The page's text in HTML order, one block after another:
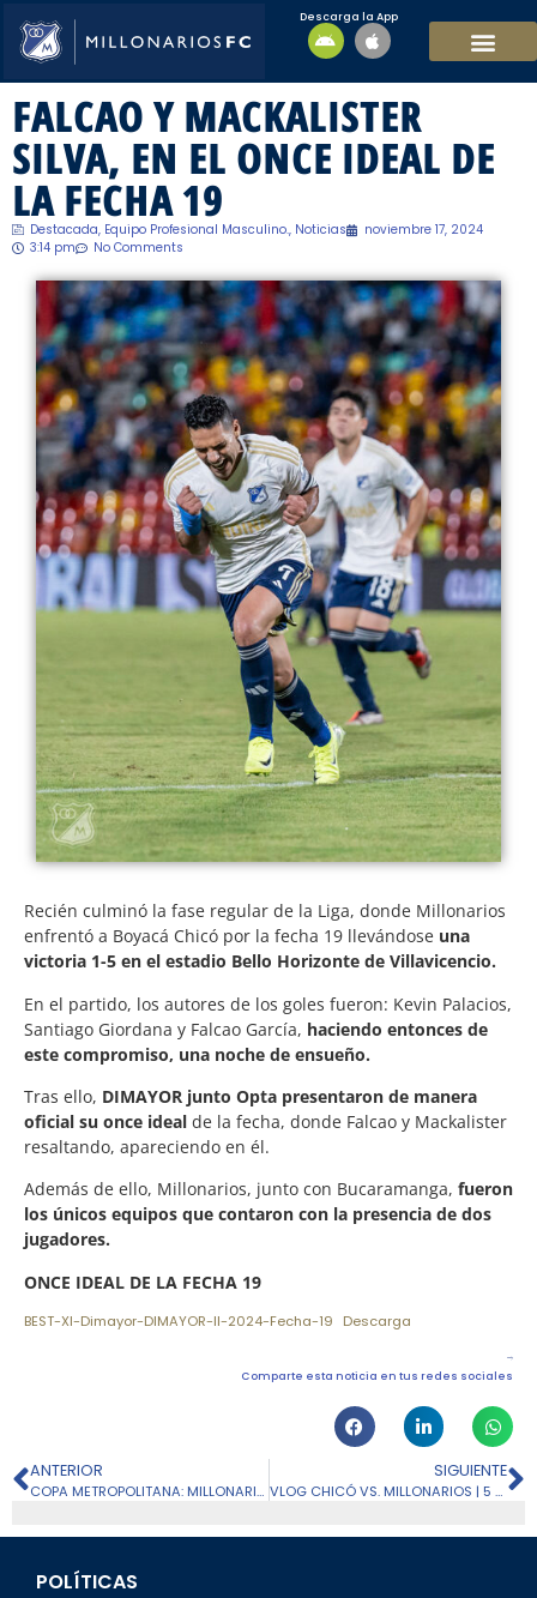
Descarga la App
FALCAO Y MACKALISTER
SILVA, EN EL ONCE IDEAL DE
LA FECHA 19
Destacada, Equipo Profesional Masculino., Noticias
noviembre 17, 2024
3:14 pm
No Comments
Recién culminó la fase regular de la Liga, donde Millonarios
enfrentó a Boyacá Chicó por la fecha 19 llevándose una
victoria 1-5 en el estadio Bello Horizonte de Villavicencio.
En el partido, los autores de los goles fueron: Kevin Palacios,
Santiago Giordana y Falcao García, haciendo entonces de
este compromiso, una noche de ensueño.
Tras ello, DIMAYOR junto Opta presentaron de manera
oficial su once ideal de la fecha, donde Falcao y Mackalister
resaltando, apareciendo en él.
Además de ello, Millonarios, junto con Bucaramanga, fueron
los únicos equipos que contaron con la presencia de dos
jugadores.
ONCE IDEAL DE LA FECHA 19
BEST-XI-Dimayor-DIMAYOR-II-2024-Fecha-19 Descarga
Comparte esta noticia en tus redes sociales
ANTERIOR
COPA METROPOLITANA: MILLONARIOS CAYÓ ANTE SANTA FE
SIGUIENTE
VLOG CHICÓ VS. MILLONARIOS | 5 GOLES AZULES EN VILLAVO
POLÍTICAS